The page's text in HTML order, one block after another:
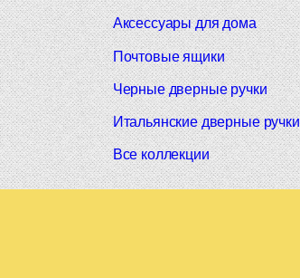
Аксессуары для дома
Почтовые ящики
Черные дверные ручки
Итальянские дверные ручки
Все коллекции